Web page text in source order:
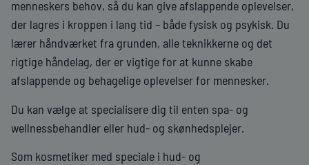
menneskers behov, så du kan give afslappende oplevelser,
der lagres i kroppen i lang tid – både fysisk og psykisk. Du
lærer håndværket fra grunden, alle teknikkerne og det
rigtige håndelag, der er vigtige for at kunne skabe
afslappende og behagelige oplevelser for mennesker.
Du kan vælge at specialisere dig til enten spa- og
wellnessbehandler eller hud- og skønhedsplejer.
Som kosmetiker med speciale i hud- og